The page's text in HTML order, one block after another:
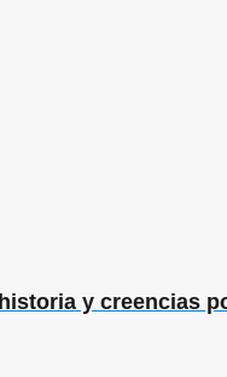
y creencias